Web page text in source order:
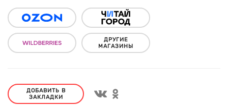
ДРУГИЕ
МАГАЗИНЫ
ДОБАВИТЬ В
ЗАКЛАДКИ